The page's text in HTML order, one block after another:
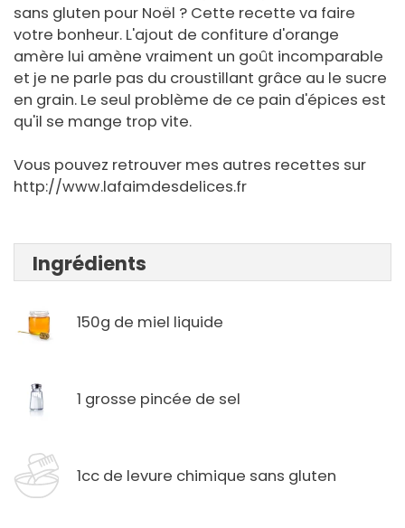
sans gluten pour Noël ? Cette recette va faire
votre bonheur. L'ajout de confiture d'orange
amère lui amène vraiment un goût incomparable
et je ne parle pas du croustillant grâce au le sucre
en grain. Le seul problème de ce pain d'épices est
qu'il se mange trop vite.
Vous pouvez retrouver mes autres recettes sur
http://www.lafaimdesdelices.fr
Ingrédients
150g de miel liquide
1 grosse pincée de sel
1cc de levure chimique sans gluten